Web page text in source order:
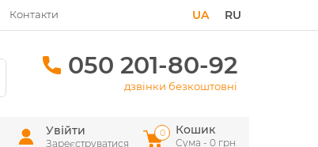
Контакти RU
UA
050 201-80-92
дзвінки безкоштовні
Увійти
Зареєструватися
Кошик
Сума - 0 грн
0